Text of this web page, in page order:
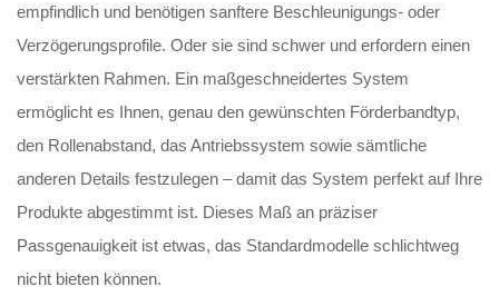
empfindlich und benötigen sanftere Beschleunigungs- oder
Verzögerungsprofile. Oder sie sind schwer und erfordern einen
verstärkten Rahmen. Ein maßgeschneidertes System
ermöglicht es Ihnen, genau den gewünschten Förderbandtyp,
den Rollenabstand, das Antriebssystem sowie sämtliche
anderen Details festzulegen – damit das System perfekt auf Ihre
Produkte abgestimmt ist. Dieses Maß an präziser
Passgenauigkeit ist etwas, das Standardmodelle schlichtweg
nicht bieten können.